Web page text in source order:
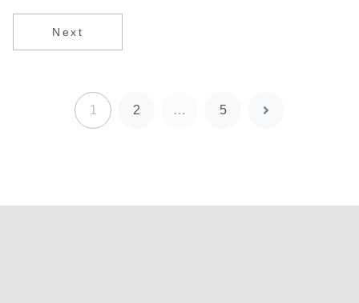
Next
1 2 … 5
次